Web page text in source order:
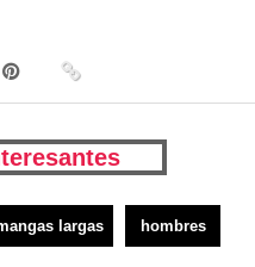
largas hombres